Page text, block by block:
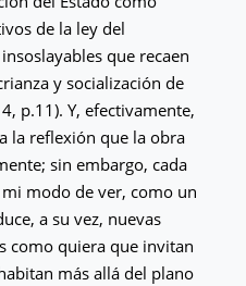
de la ley del
que recaen
y socialización de
p.11). Y, efectivamente,
la reflexión que la obra
sin embargo, cada
modo de ver, como un
a su vez, nuevas
como quiera que invitan
más allá del plano